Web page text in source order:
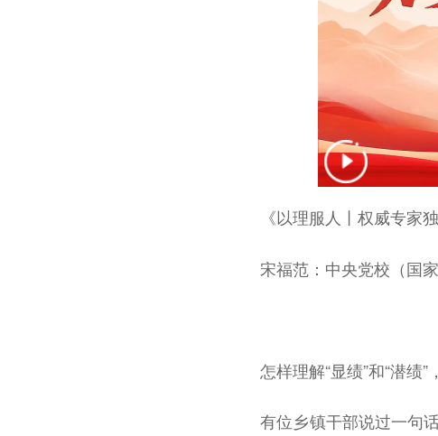
《以理服人丨权威专家独
宋福范：中央党校（国家
怎样理解“显绩”和“潜绩”
有位乡镇干部说过一句话